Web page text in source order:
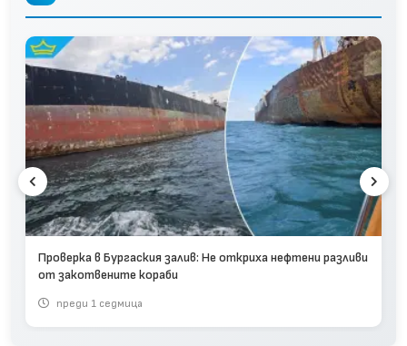
Проверка в Бургаския залив: Не откриха нефтени разливи
от закотвените кораби
преди 1 седмица